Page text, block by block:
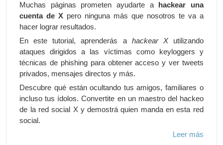
Muchas páginas prometen ayudarte a hackear una
cuenta de X pero ninguna más que nosotros te va a
hacer lograr resultados.
En este tutorial, aprenderás a hackear Xutilizando
ataques dirigidos a las víctimas como keyloggers y
técnicas de phishing para obtener acceso y ver tweets
privados, mensajes directos y más.
Descubre qué están ocultando tus amigos, familiares o
incluso tus ídolos. Convertite en un maestro del hackeo
de la red social X y demostrá quien manda en esta red
social.
Leer más